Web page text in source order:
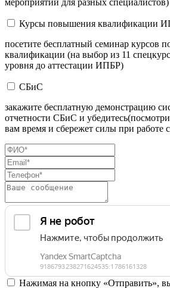
Курсы повышения квалификации
посетите бесплатный семинар курсов
квалификации (на выбор из 11
уровня до аттестации ИПБР)
СБиС
закажите бесплатную демонстрацию
отчетности СБиС и
вам время и сбережет силы при работе
Нажимая на кнопку «Отправить»,